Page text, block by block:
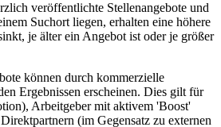
veröffentlichte Stellenangebote und
Suchort liegen, erhalten eine höhere
je älter ein Angebot ist oder je größer
können durch kommerzielle
Ergebnissen erscheinen. Dies gilt für
Arbeitgeber mit aktivem 'Boost'
(im Gegensatz zu externen